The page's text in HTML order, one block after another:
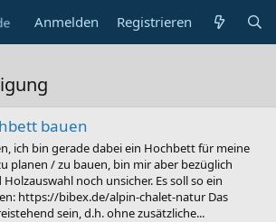
Anmelden Registrieren
bauen
ich bin gerade dabei ein Hochbett für meine
planen / zu bauen, bin mir aber bezüglich
noch unsicher. Es soll so ein
https://bibex.de/alpin-chalet-natur Das
sein, d.h. ohne zusätzliche...